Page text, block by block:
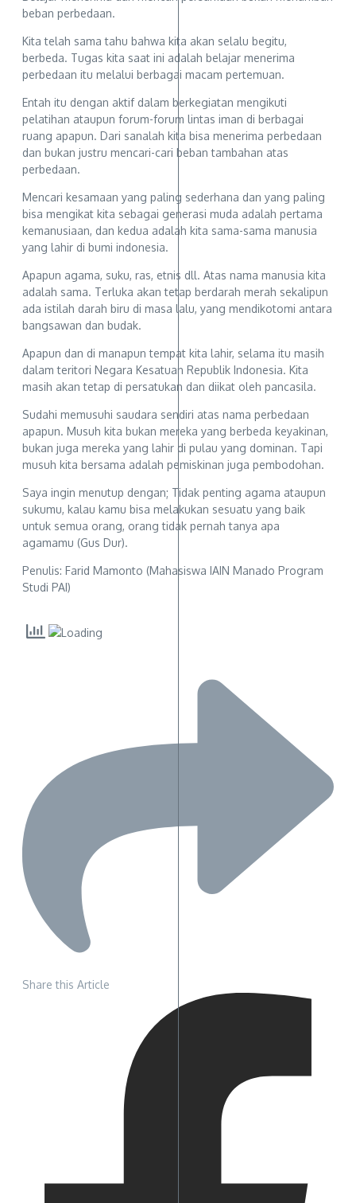
beban perbedaan.
Kita telah sama tahu bahwa kita akan selalu begitu,
berbeda. Tugas kita saat ini adalah belajar menerima
perbedaan itu melalui berbagai macam pertemuan.
Entah itu dengan aktif dalam berkegiatan mengikuti
pelatihan ataupun forum-forum lintas iman di berbagai
ruang apapun. Dari sanalah kita bisa menerima perbedaan
dan bukan justru mencari-cari beban tambahan atas
perbedaan.
Mencari kesamaan yang paling sederhana dan yang paling
bisa mengikat kita sebagai generasi muda adalah pertama
kemanusiaan, dan kedua adalah kita sama-sama manusia
yang lahir di bumi indonesia.
Apapun agama, suku, ras, etnis dll. Atas nama manusia kita
adalah sama. Terluka akan tetap berdarah merah sekalipun
ada istilah darah biru di masa lalu, yang mendikotomi antara
bangsawan dan budak.
Apapun dan di manapun tempat kita lahir, selama itu masih
dalam teritori Negara Kesatuan Republik Indonesia. Kita
masih akan tetap di persatukan dan diikat oleh pancasila.
Sudahi memusuhi saudara sendiri atas nama perbedaan
apapun. Musuh kita bukan mereka yang berbeda keyakinan,
bukan juga mereka yang lahir di pulau yang dominan. Tapi
musuh kita bersama adalah pemiskinan juga pembodohan.
Saya ingin menutup dengan; Tidak penting agama ataupun
sukumu, kalau kamu bisa melakukan sesuatu yang baik
untuk semua orang, orang tidak pernah tanya apa
agamamu (Gus Dur).
Penulis: Farid Mamonto (Mahasiswa IAIN Manado Program
Studi PAI)
Share this Article